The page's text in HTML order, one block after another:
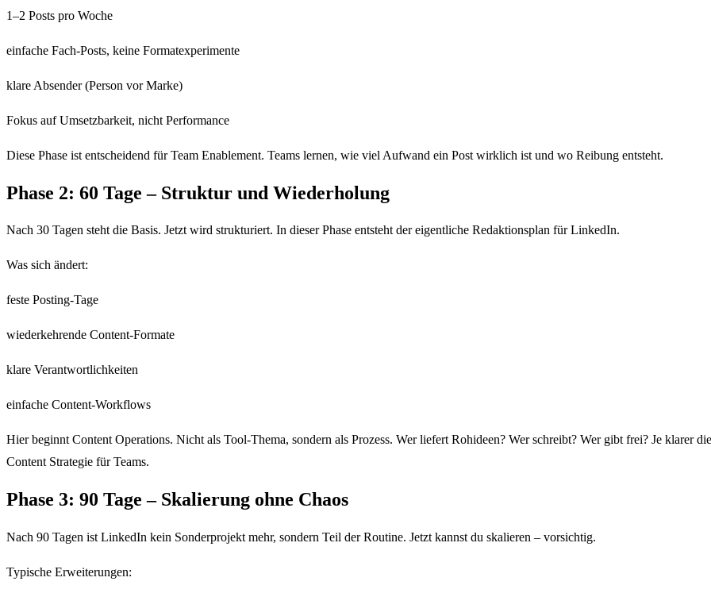
1–2 Posts pro Woche
einfache Fach-Posts, keine Formatexperimente
klare Absender (Person vor Marke)
Fokus auf Umsetzbarkeit, nicht Performance
Diese Phase ist entscheidend für Team Enablement. Teams lernen, wie viel Aufwand ein Post wirklich ist und wo Reibung entsteht.
Phase 2: 60 Tage – Struktur und Wiederholung
Nach 30 Tagen steht die Basis. Jetzt wird strukturiert. In dieser Phase entsteht der eigentliche Redaktionsplan für LinkedIn.
Was sich ändert:
feste Posting-Tage
wiederkehrende Content-Formate
klare Verantwortlichkeiten
einfache Content-Workflows
Hier beginnt Content Operations. Nicht als Tool-Thema, sondern als Prozess. Wer liefert Rohideen? Wer schreibt? Wer gibt frei? Je klarer
Content Strategie für Teams.
Phase 3: 90 Tage – Skalierung ohne Chaos
Nach 90 Tagen ist LinkedIn kein Sonderprojekt mehr, sondern Teil der Routine. Jetzt kannst du skalieren – vorsichtig.
Typische Erweiterungen: